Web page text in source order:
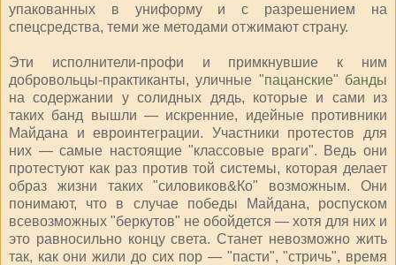
упакованных в униформу и с разрешением на
спецсредства, теми же методами отжимают страну.
Эти исполнители-профи и примкнувшие к ним
добровольцы-практиканты, уличные "пацанские" банды
на содержании у солидных дядь, которые и сами из
таких банд вышли — искренние, идейные противники
Майдана и евроинтеграции. Участники протестов для
них — самые настоящие "классовые враги". Ведь они
протестуют как раз против той системы, которая делает
образ жизни таких "силовиков&Ко" возможным. Они
понимают, что в случае победы Майдана, роспуском
всевозможных "беркутов" не обойдется — хотя для них и
это равносильно концу света. Станет невозможно жить
так, как они жили до сих пор — "пасти", "стричь", время